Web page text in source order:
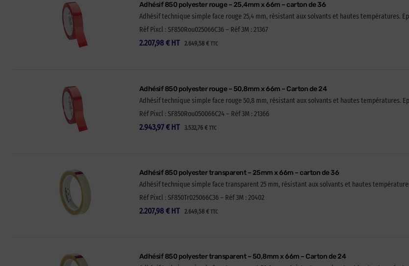
Adhésif 850 polyester rouge – 25,4mm x 66m – carton de 36
Adhésif technique simple face rouge 25,4 mm, résistant aux solvants et hautes températures.
Réf Pixcl : SF850Rou025066C36 – Réf 3M : 21367
2.207,98 € 2.649,58 €TTC
HT
Adhésif 850 polyester rouge – 50,8mm x 66m – Carton de 24
Adhésif technique simple face rouge 50,8 mm, résistant aux solvants et hautes températures.
Réf Pixcl : SF850Rou050066C24 – Réf 3M : 21366
2.943,97€ 3.532,76 €TTC
HT
Adhésif 850 polyester transparent – 25mm x 66m – carton de 36
Adhésif technique simple face transparent 25 mm, résistant aux solvants et hautes
Réf Pixcl : SF850Tr025066C36 – Réf 3M : 20402
2.207,98 € 2.649,58 €TTC
HT
Adhésif 850 polyester transparent – 50,8mm x 66m – Carton de 24